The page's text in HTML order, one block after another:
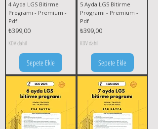
4 Ayda LGS Bitirme
Programı - Premium -
Pdf
Fiyat
₺399,00
KDV dahil
Sepete Ekle
5 Ayda LGS Bitirme
Programı - Premium -
Pdf
Fiyat
₺399,00
KDV dahil
Sepete Ekle